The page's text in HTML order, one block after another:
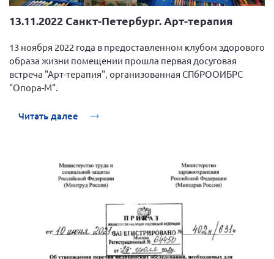
13.11.2022 Санкт-Петербург. Арт-терапия
13 ноября 2022 года в предоставленном клубом здорового
образа жизни помещении прошла первая досуговая
встреча "Арт-терапия", организованная СПбРООИБРС
"Опора-М".
Читать далее